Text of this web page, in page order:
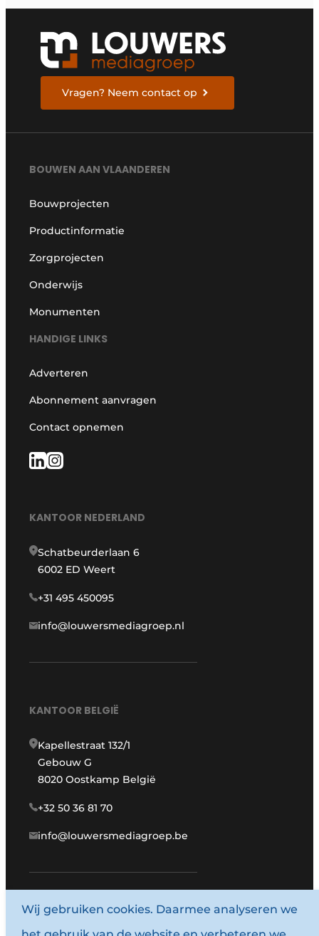
Vragen? Neem contact op
BOUWEN AAN VLAANDEREN
Bouwprojecten
Productinformatie
Zorgprojecten
Onderwijs
Monumenten
HANDIGE LINKS
Adverteren
Abonnement aanvragen
Contact opnemen
KANTOOR NEDERLAND
Schatbeurderlaan 6
6002 ED Weert
+31 495 450095
info@louwersmediagroep.nl
KANTOOR BELGIË
Kapellestraat 132/1
Gebouw G
8020 Oostkamp België
+32 50 36 81 70
info@louwersmediagroep.be
www.louwersmediagroep.com
Wij gebruiken cookies. Daarmee analyseren we